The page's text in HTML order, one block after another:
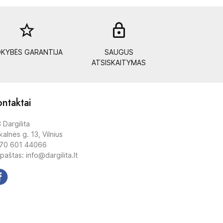
star_border
GARANTIJA
SAUGUS
ATSISKAITYMAS
Dargilita
g. 13, Vilnius
601 44066
info@dargilita.lt